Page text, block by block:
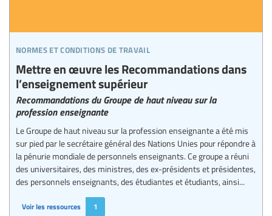
normes et conditions de travail
Mettre en œuvre les Recommandations dans
l’enseignement supérieur
Recommandations du Groupe de haut niveau sur la
profession enseignante
Le Groupe de haut niveau sur la profession enseignante a été mis
sur pied par le secrétaire général des Nations Unies pour répondre à
la pénurie mondiale de personnels enseignants. Ce groupe a réuni
des universitaires, des ministres, des ex-présidents et présidentes,
des personnels enseignants, des étudiantes et étudiants, ainsi...
Voir les ressources 1